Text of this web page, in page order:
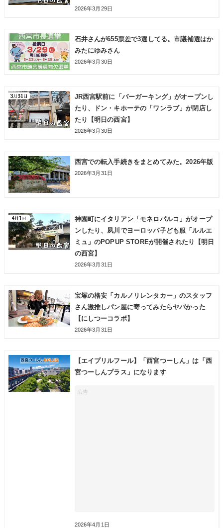
2026年3月29日
石井さんが655票差で3選してる。市議補選はか
みたにゆみさん
2026年3月30日
JR西宮駅前に「バーガーキング」がオープンし
たり、ドン・キホーテの「ワンラブ」が閉店し
たり【明日の西宮】
2026年3月30日
西宮での転入手続きをまとめてみた。2026年版
2026年3月31日
神園町にイタリアン「モネロパルコ」がオープ
ンしたり、夙川でヨーロッパ子ども服「ルルエ
ミュ」のPOPUP STOREが開催されたり【明日
の西宮】
2026年3月31日
宝塚の格安「カルノリレンタカー」のスタッフ
さん激推しパン屋に寄ってみたらヤバかった
【にしつーコラボ】
2026年3月31日
【エイプリルフール】「西宮つーしん」は「西
宮つーしんプラス」になります
2026年4月1日